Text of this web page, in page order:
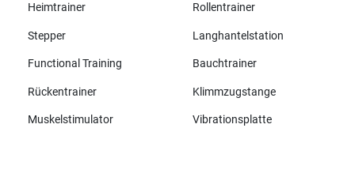
Heimtrainer Rollentrainer
Stepper Langhantelstation
Functional Training Bauchtrainer
Rückentrainer Klimmzugstange
Muskelstimulator Vibrationsplatte